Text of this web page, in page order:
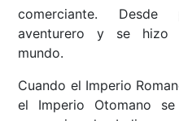
comerciante.
aventurero y se hizo
mundo.
Cuando el Imperio
el Imperio Otomano